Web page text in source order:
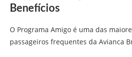
Benefícios
O Programa Amigo é uma das
passageiros frequentes da Avianca